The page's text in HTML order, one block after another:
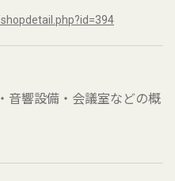
音響設備・会議室などの概